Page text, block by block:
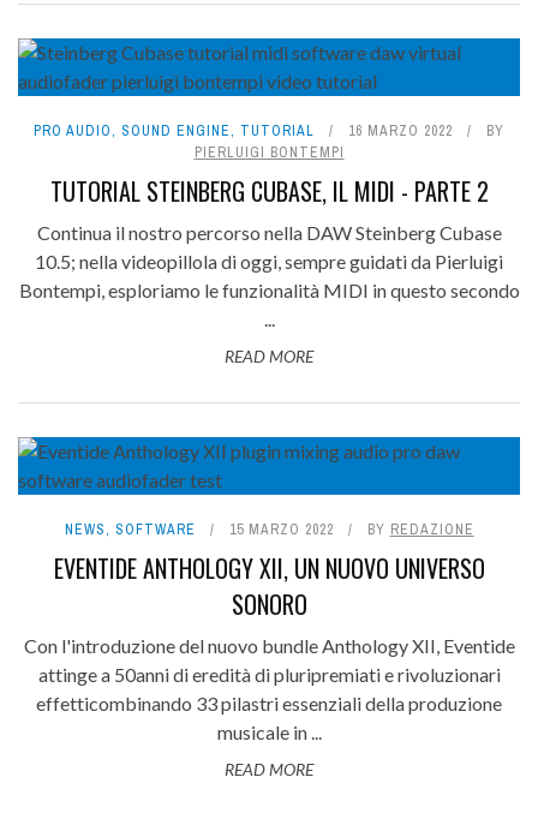
PRO AUDIO, SOUND ENGINE, TUTORIAL 16 MARZO 2022
BY
PIERLUIGI BONTEMPI
TUTORIAL STEINBERG CUBASE, IL MIDI - PARTE 2
Continua il nostro percorso nella DAW Steinberg Cubase
10.5; nella videopillola di oggi, sempre guidati da Pierluigi
Bontempi, esploriamo le funzionalità MIDI in questo secondo
READ MORE
NEWS, SOFTWARE 15 MARZO 2022 BY REDAZIONE
EVENTIDE ANTHOLOGY XII, UN NUOVO UNIVERSO
SONORO
Con l'introduzione del nuovo bundle Anthology XII, Eventide
attinge a 50anni di eredità di pluripremiati e rivoluzionari
effetticombinando 33 pilastri essenziali della produzione
musicale in ...
READ MORE